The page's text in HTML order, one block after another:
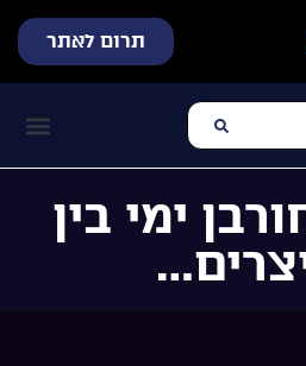
תרום לאתר
ימי בין